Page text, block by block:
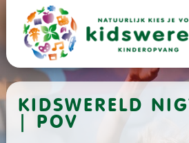
KIDSWERELD
| POV